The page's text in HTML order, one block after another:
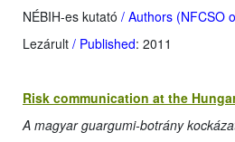
NÉBIH-es kutató / Authors (NFCSO
Lezárult / Published: 2011
Risk communication at the
A magyar guargumi-botrány